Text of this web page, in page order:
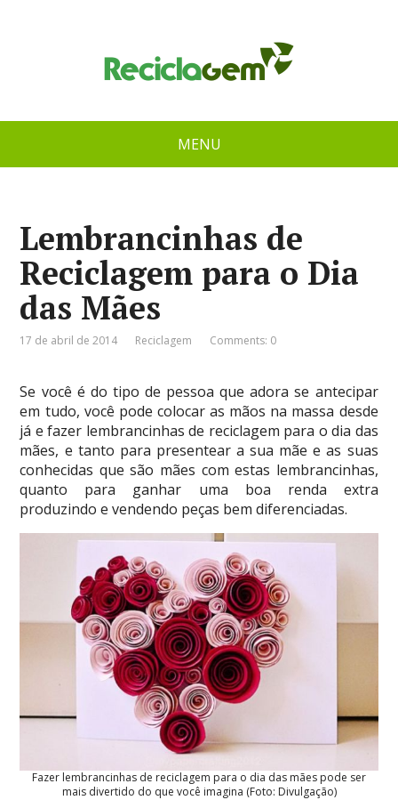
MENU
Lembrancinhas de
Reciclagem para o Dia
das Mães
17 de abril de 2014 Reciclagem Comments: 0
Se você é do tipo de pessoa que adora se antecipar
em tudo, você pode colocar as mãos na massa desde
já e fazer lembrancinhas de reciclagem para o dia das
mães, e tanto para presentear a sua mãe e as suas
conhecidas que são mães com estas lembrancinhas,
quanto para ganhar uma boa renda extra
produzindo e vendendo peças bem diferenciadas.
Fazer lembrancinhas de reciclagem para o dia das mães pode ser
mais divertido do que você imagina (Foto: Divulgação)